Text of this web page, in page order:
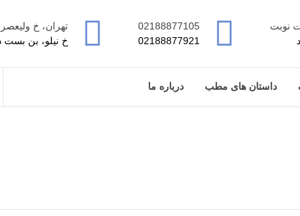
نوبت
02188877105
02188877921
تهران، خ
خ نیلو، بن بست دوم،
داستان های مطب درباره ما